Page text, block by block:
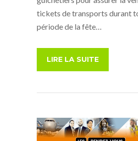
tickets de transports durant
période de la fête…
LIRE LA SUITE